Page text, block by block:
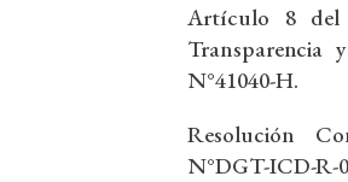
Artículo 8 del
Transparencia
N°41040-H.
Resolución
N°DGT-ICD-R-